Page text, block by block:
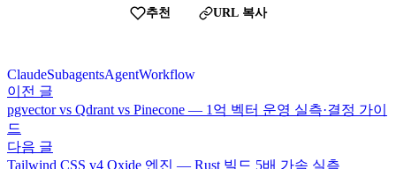
추천 URL 복사
ClaudeSubagentsAgentWorkflow
이전 글
pgvector vs Qdrant vs Pinecone — 1억 벡터 운영 실측·결정 가이
드
다음 글
Tailwind CSS v4 Oxide 엔진 — Rust 빌드 5배 가속 실측